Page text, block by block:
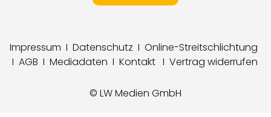
Impressum I Datenschutz I Online-Streitschlichtung
I AGB I Mediadaten I Kontakt I Vertrag widerrufen
© LW Medien GmbH